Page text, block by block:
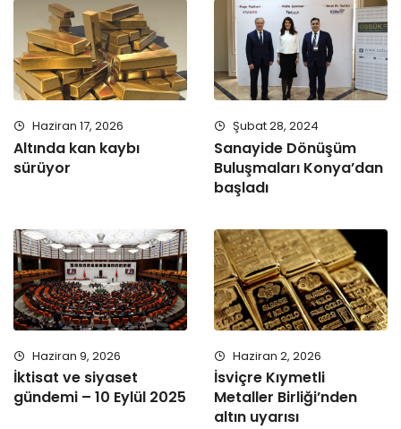
Haziran 17, 2026
Altında kan kaybı
sürüyor
Şubat 28, 2024
Sanayide Dönüşüm
Buluşmaları Konya’dan
başladı
Haziran 9, 2026
İktisat ve siyaset
gündemi – 10 Eylül 2025
Haziran 2, 2026
İsviçre Kıymetli
Metaller Birliği’nden
altın uyarısı